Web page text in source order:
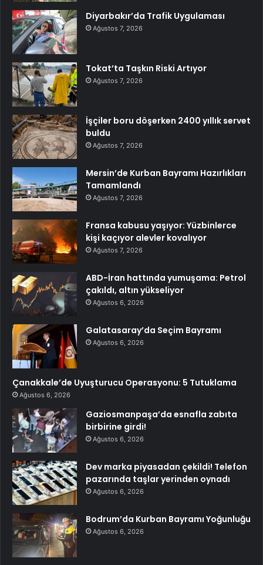
Diyarbakır’da Trafik Uygulaması
Ağustos 7, 2026
Tokat’ta Taşkın Riski Artıyor
Ağustos 7, 2026
İşçiler boru döşerken 2400 yıllık servet
buldu
Ağustos 7, 2026
Mersin’de Kurban Bayramı Hazırlıkları
Tamamlandı
Ağustos 7, 2026
Fransa kabusu yaşıyor: Yüzbinlerce
kişi kaçıyor alevler kovalıyor
Ağustos 7, 2026
ABD-İran hattında yumuşama: Petrol
çakıldı, altın yükseliyor
Ağustos 6, 2026
Galatasaray’da Seçim Bayramı
Ağustos 6, 2026
Çanakkale’de Uyuşturucu Operasyonu: 5 Tutuklama
Ağustos 6, 2026
Gaziosmanpaşa’da esnafla zabıta
birbirine girdi!
Ağustos 6, 2026
Dev marka piyasadan çekildi! Telefon
pazarında taşlar yerinden oynadı
Ağustos 6, 2026
Bodrum’da Kurban Bayramı Yoğunluğu
Ağustos 6, 2026